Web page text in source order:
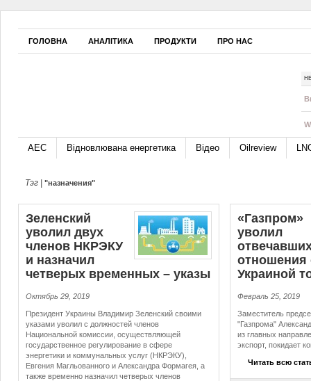
ГОЛОВНА АНАЛІТИКА ПРОДУКТИ ПРО НАС
АЕС Відновлювана енергетика Відео Oilreview
Тэг | "назначения"
Зеленский
уволил двух
членов НКРЭКУ
и назначил
четверых временных – указы
Октябрь 29, 2019
Президент Украины Владимир Зеленский своими
указами уволил с должностей членов
Национальной комиссии, осуществляющей
государственное регулирование в сфере
энергетики и коммунальных услуг (НКРЭКУ),
Евгения Магльованного и Александра Формагея, а
также временно назначил четверых членов
«Газпром»
уволил
отношения
Украиной
Февраль 25, 2019
Заместитель
"Газпрома"
из главных
экспорт, покидает
Читать всю